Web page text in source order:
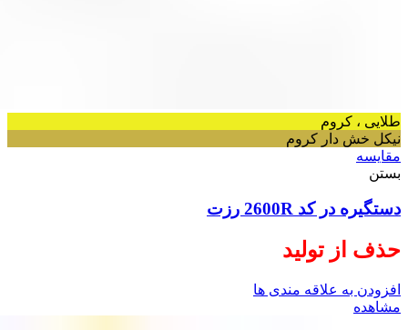
طلایی ، کروم
نیکل خش دار کروم
مقایسه
بستن
دستگیره در کد 2600R رزت
حذف از تولید
افزودن به علاقه مندی ها
مشاهده